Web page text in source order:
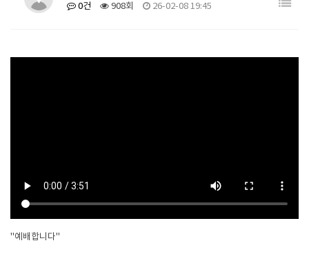
0건 908회 26-02-08 19:45
"예배합니다"